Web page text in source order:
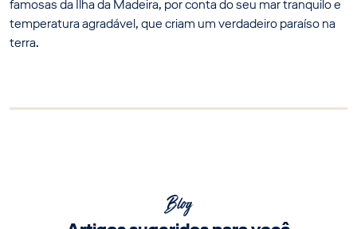
famosas da Ilha da Madeira, por conta do seu mar tranquilo e
temperatura agradável, que criam um verdadeiro paraíso na
terra.
Blog